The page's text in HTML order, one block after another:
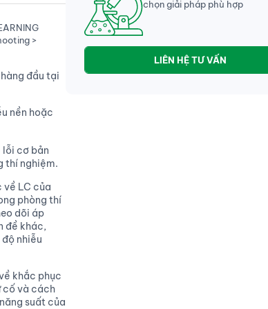
đầu tại
nền hoặc
lỗi cơ bản
thí nghiệm.
LC của
phòng thí
dõi áp
đề khác,
nhiễu
khắc phục
cố và cách
suất của
chọn giải pháp phù hợp
LIÊN HỆ TƯ VẤN